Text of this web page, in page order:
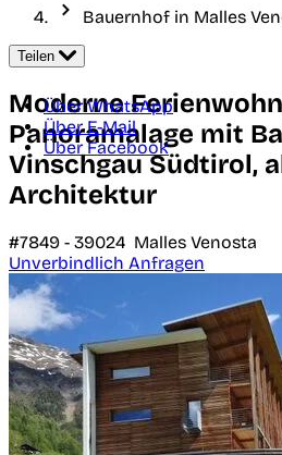
Bauernhof in Malles
Teilen
Über WhatsApp
Über E-Mail
Über Facebook
Moderne
Panoramalage mit
Vinschgau Südtirol,
Architektur
#7849 - 39024 Malles Venosta
Unverbindlich Anfragen